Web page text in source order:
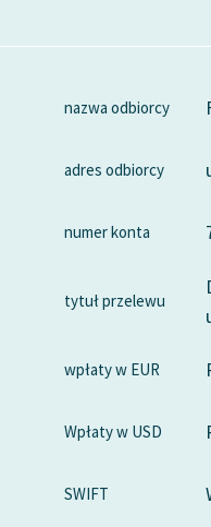
nazwa odbiorcy
adres odbiorcy
numer konta
tytuł przelewu
wpłaty w EUR
Wpłaty w USD
SWIFT